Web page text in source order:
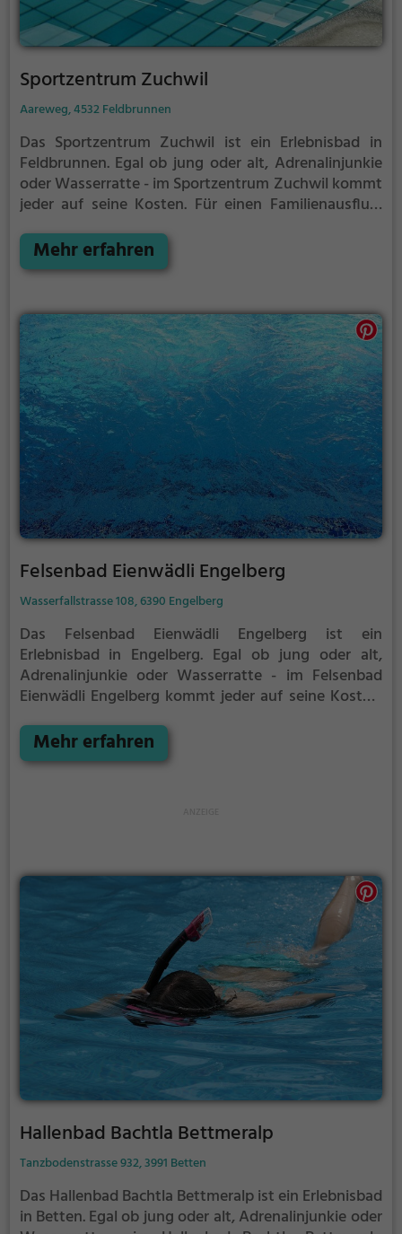
Sportzentrum Zuchwil
Aareweg, 4532 Feldbrunnen
Das Sportzentrum Zuchwil ist ein Erlebnisbad in
Feldbrunnen. Egal ob jung oder alt, Adrenalinjunkie
oder Wasserratte - im Sportzentrum Zuchwil kommt
jeder auf seine Kosten. Für einen Familienausflug,
ist das Sportzentrum Zuchwil genau die richtige
Adresse.
Mehr erfahren
Felsenbad Eienwädli Engelberg
Wasserfallstrasse 108, 6390 Engelberg
Das Felsenbad Eienwädli Engelberg ist ein
Erlebnisbad in Engelberg. Egal ob jung oder alt,
Adrenalinjunkie oder Wasserratte - im Felsenbad
Eienwädli Engelberg kommt jeder auf seine Kosten.
oder einfach mit Freunden ist das Felsenbad
Eienwädli Engelberg genau die richtige Adresse.
Mehr erfahren
Hallenbad Bachtla Bettmeralp
Tanzbodenstrasse 932, 3991 Betten
Das Hallenbad Bachtla Bettmeralp ist ein Erlebnisbad
in Betten.Egal ob jung oder alt, Adrenalinjunkie oder